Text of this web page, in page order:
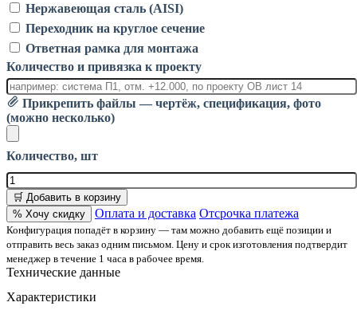
Нержавеющая сталь (AISI)
Переходник на круглое сечение
Ответная рамка для монтажа
Количество и привязка к проекту
Прикрепить файлы — чертёж, спецификация, фото
(можно несколько)
Количество, шт
🛒 Добавить в корзину
% Хочу скидку
Оплата и доставка Отсрочка платежа
Конфигурация попадёт в корзину — там можно добавить ещё позиции и
отправить весь заказ одним письмом. Цену и срок изготовления подтвердит
менеджер в течение 1 часа в рабочее время.
Технические данные
Характеристики